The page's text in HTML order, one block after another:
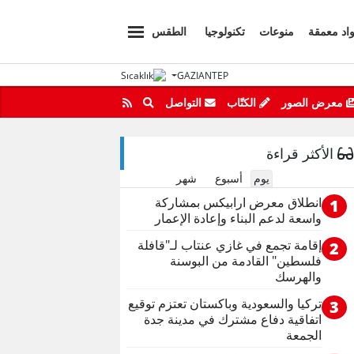
معمقة منوعات تكنولوجيا الطقس
GAZIANTEP
معرض الصور الكتّاب التواصل
الأكثر قراءة
يوم أسبوع شهر
1 انطلاق معرض ارابيكس بمشاركة
واسعة لدعم البناء وإعادة الإعمار
2 إقامة تجمع في غازي عنتاب لـ"قافلة
فلسطين" القادمة من البوسنة
والهرسك
3 تركيا والسعودية وباكستان تعتزم توقيع
اتفاقية دفاع مشترك في مدينة جدة
الجمعة